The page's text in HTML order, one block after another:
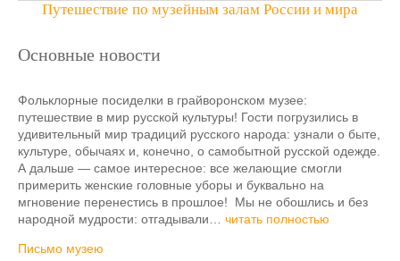
Путешествие по музейным залам России и мира
Основные новости
Фольклорные посиделки в грайворонском музее:
путешествие в мир русской культуры! Гости погрузились в
удивительный мир традиций русского народа: узнали о быте,
культуре, обычаях и, конечно, о самобытной русской одежде.
А дальше — самое интересное: все желающие смогли
примерить женские головные уборы и буквально на
мгновение перенестись в прошлое! Мы не обошлись и без
народной мудрости: отгадывали… читать полностью
Письмо музею